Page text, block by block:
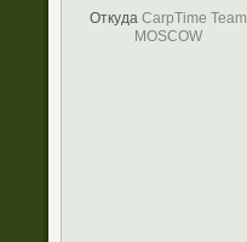
Откуда CarpTime Team
MOSCOW